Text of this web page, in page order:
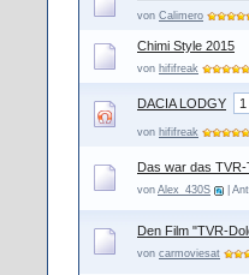
von Calimero
Chimi Style 2015
von hififreak
DACIA LODGY 1
von hififreak
Das war das TVR-
von Alex_430S |
Den Film "TVR-
von carmoviesat